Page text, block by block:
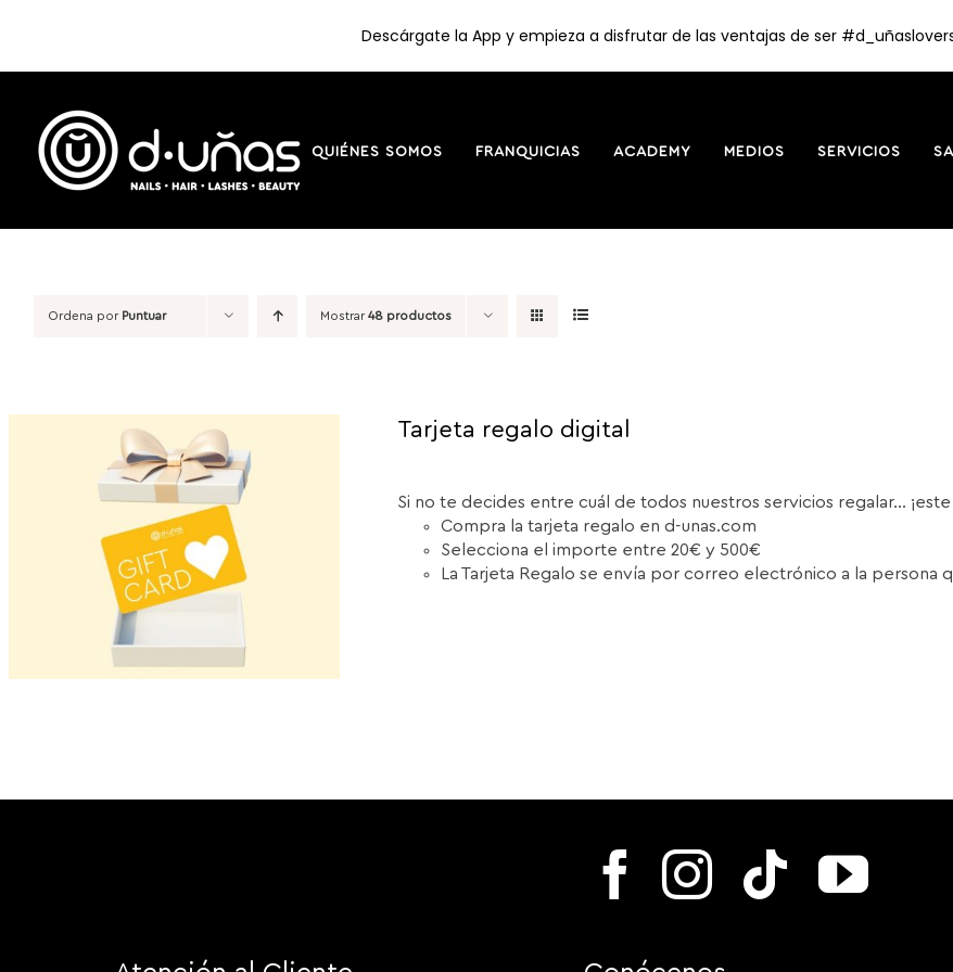
contenido
QUIÉNES SOMOS FRANQUICIAS ACADEMY MEDIOS SERVICIOS
Ordena por Puntuar Mostrar48 productos
Tarjeta regalo digital
Si no te decides entre cuál de todos nuestros servicios regalar...
Compra la tarjeta regalo en d-unas.com
Selecciona el importe entre 20€ y 500€
La Tarjeta Regalo se envía por correo electrónico a la persona
Descárgate la App y empieza a disfrutar de las ventajas de ser